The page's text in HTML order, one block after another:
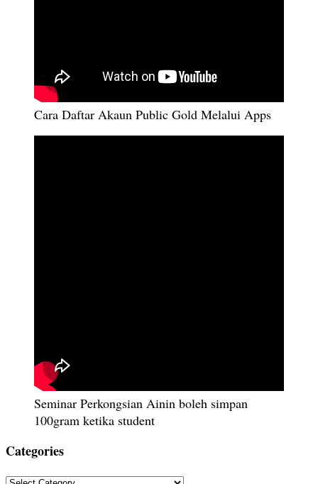
Cara Daftar Akaun Public Gold Melalui Apps
Seminar Perkongsian Ainin boleh simpan
100gram ketika student
Categories